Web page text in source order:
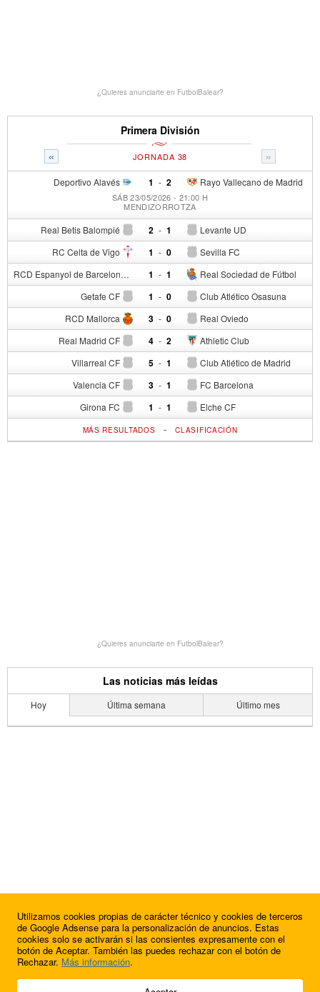
¿Quieres anunciarte en FutbolBalear?
Primera División
« »
JORNADA 38
Deportivo Alavés 1 - Rayo Vallecano de Madrid
2
SÁB 23/05/2026 - 21:00 H
MENDIZORROTZA
Real Betis Balompié 2 - Levante UD
1
RC Celta de Vigo 1 - Sevilla FC
0
RCD Espanyol de Barcelona 1 - Real Sociedad de Fútbol
1
Getafe CF 1 - Club Atlético Osasuna
0
RCD Mallorca 3 - Real Oviedo
0
Real Madrid CF 4 - Athletic Club
2
Villarreal CF 5 - Club Atlético de Madrid
1
Valencia CF 3 - FC Barcelona
1
Girona FC 1 - Elche CF
1
MÁS RESULTADOS -CLASIFICACIÓN
¿Quieres anunciarte en FutbolBalear?
Las noticias más leídas
Hoy Última semana Último mes
© 2009 - 2026 Soluciones Corporativas IP, SL.
Utilizamos cookies propias de carácter técnico y cookies de terceros
de Google Adsense para la personalización de anuncios. Estas
cookies solo se activarán si las consientes expresamente con el
botón de Aceptar. También las puedes rechazar con el botón de
Rechazar. Más información.